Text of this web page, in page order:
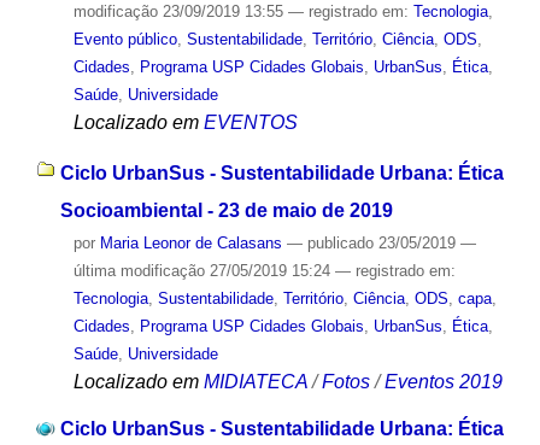
modificação23/09/2019 13:55 — registrado em: Tecnologia,
Evento público, Sustentabilidade, Território, Ciência, ODS
Cidades
Programa USP Cidades Globais UrbanSus Ética,
Saúde, Universidade
Localizado em EVENTOS
Ciclo UrbanSus - Sustentabilidade Urbana: Ética
Socioambiental - 23 de maio de 2019
por Maria Leonor de Calasans — publicado23/05/2019 —
última modificação27/05/2019 15:24 — registrado em:
Tecnologia, Sustentabilidade, Território, Ciência, ODS, capa,
Cidades, Programa USP Cidades Globais, UrbanSus, Ética,
Saúde, Universidade
Localizado em MIDIATECA /Fotos /Eventos 2019
Ciclo UrbanSus - Sustentabilidade Urbana: Ética